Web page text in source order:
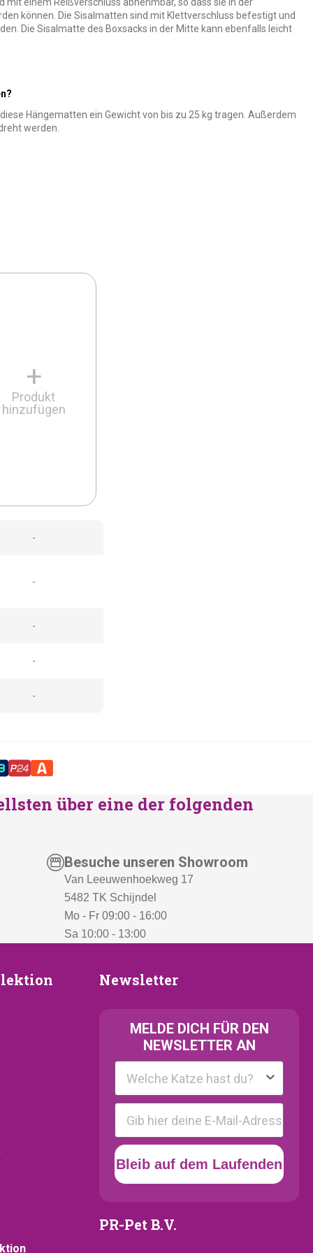
können. Die Sisalmatten sind mit Klettverschluss befestigt und
Die Sisalmatte des Boxsacks in der Mitte kann ebenfalls leicht
Hängematten ein Gewicht von bis zu 25 kg tragen. Außerdem
werden.
+
Produkt
hinzufügen
-
-
-
-
-
über eine der folgenden
Besuche unseren Showroom
Van Leeuwenhoekweg 17
5482 TK Schijndel
Mo - Fr 09:00 - 16:00
Sa 10:00 - 13:00
Newsletter
Newsletter
MELDEDICH FÜR DEN
NEWSLETTER AN
Kattenras
E-mail
Bleib auf dem Laufenden
PR-Pet B.V.